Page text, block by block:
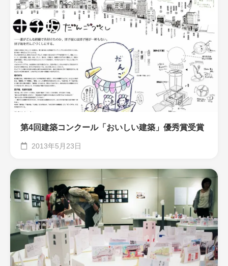
第4回建築コンクール「おいしい建築」優秀賞受賞
2013年5月23日